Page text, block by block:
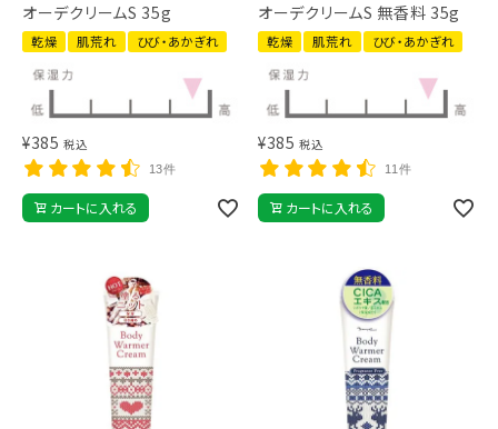
オーデクリームS 35g
乾燥 肌荒れ ひび・あかぎれ
¥385 税込
13件
カートに入れる
オーデクリームS 無香料 35g
乾燥 肌荒れ ひび・あかぎれ
¥385 税込
11件
カートに入れる